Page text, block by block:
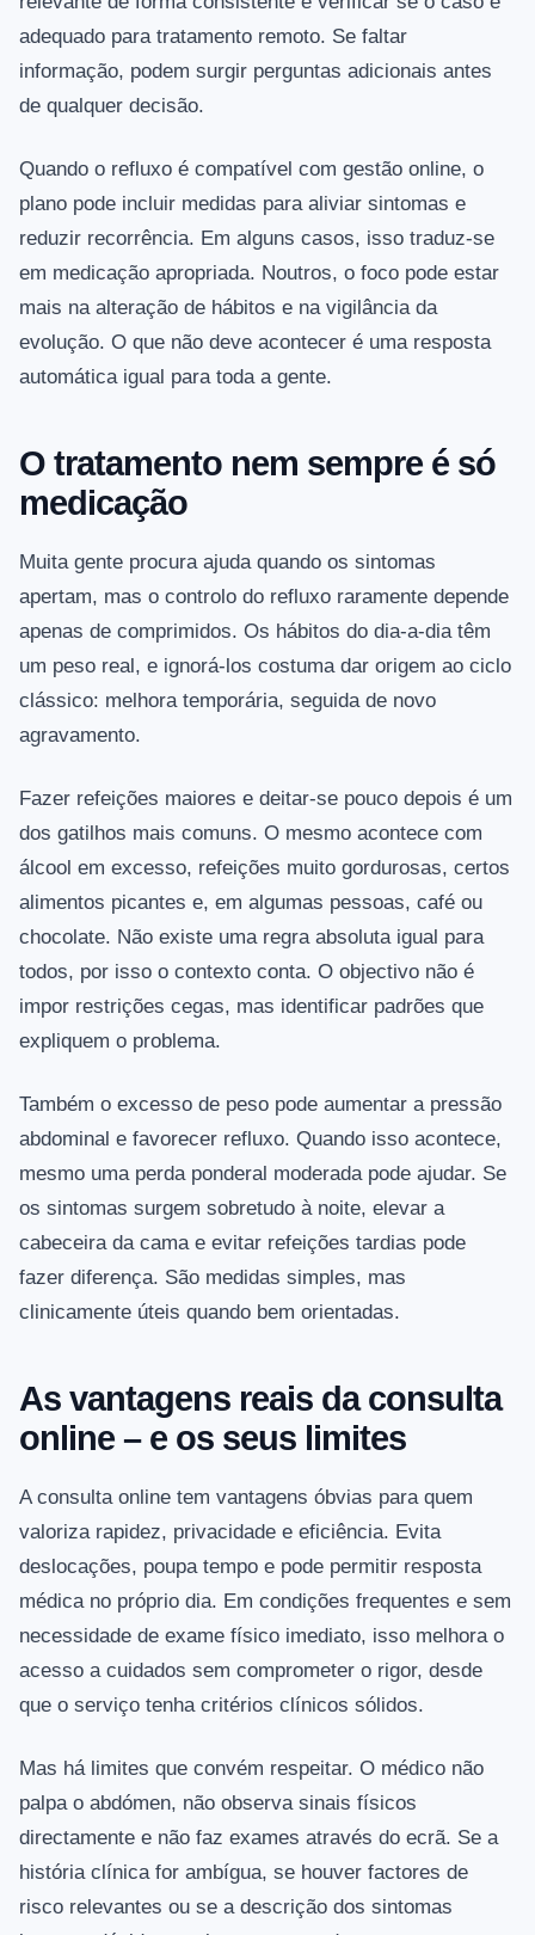
adequado para tratamento remoto. Se faltar
informação, podem surgir perguntas adicionais antes
de qualquer decisão.
Quando o refluxo é compatível com gestão online, o
plano pode incluir medidas para aliviar sintomas e
reduzir recorrência. Em alguns casos, isso traduz-se
em medicação apropriada. Noutros, o foco pode estar
mais na alteração de hábitos e na vigilância da
evolução. O que não deve acontecer é uma resposta
automática igual para toda a gente.
O tratamento nem sempre é só
medicação
Muita gente procura ajuda quando os sintomas
apertam, mas o controlo do refluxo raramente depende
apenas de comprimidos. Os hábitos do dia-a-dia têm
um peso real, e ignorá-los costuma dar origem ao ciclo
clássico: melhora temporária, seguida de novo
agravamento.
Fazer refeições maiores e deitar-se pouco depois é um
dos gatilhos mais comuns. O mesmo acontece com
álcool em excesso, refeições muito gordurosas, certos
alimentos picantes e, em algumas pessoas, café ou
chocolate. Não existe uma regra absoluta igual para
todos, por isso o contexto conta. O objectivo não é
impor restrições cegas, mas identificar padrões que
expliquem o problema.
Também o excesso de peso pode aumentar a pressão
abdominal e favorecer refluxo. Quando isso acontece,
mesmo uma perda ponderal moderada pode ajudar. Se
os sintomas surgem sobretudo à noite, elevar a
cabeceira da cama e evitar refeições tardias pode
fazer diferença. São medidas simples, mas
clinicamente úteis quando bem orientadas.
As vantagens reais da consulta
online – e os seus limites
A consulta online tem vantagens óbvias para quem
valoriza rapidez, privacidade e eficiência. Evita
deslocações, poupa tempo e pode permitir resposta
médica no próprio dia. Em condições frequentes e sem
necessidade de exame físico imediato, isso melhora o
acesso a cuidados sem comprometer o rigor, desde
que o serviço tenha critérios clínicos sólidos.
Mas há limites que convém respeitar. O médico não
palpa o abdómen, não observa sinais físicos
directamente e não faz exames através do ecrã. Se a
história clínica for ambígua, se houver factores de
risco relevantes ou se a descrição dos sintomas